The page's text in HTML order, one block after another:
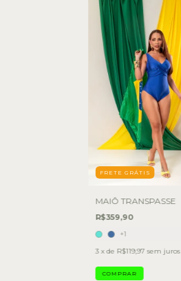
FRETE GRÁTIS
MAIÔ TRANSPASSE
R$359,90
+1
3 x de R$119,97 sem juros
COMPRAR